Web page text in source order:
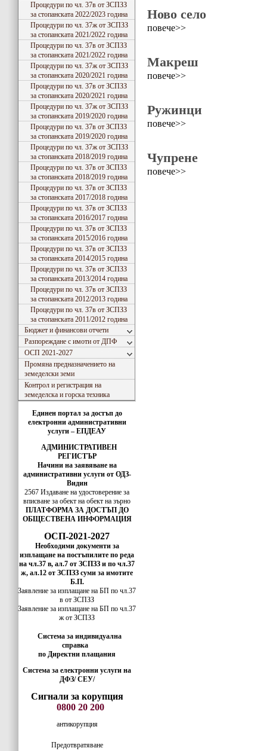
Процедури по чл. 37в от ЗСПЗЗ
за стопанската 2022/2023 година
Процедури по чл. 37ж от ЗСПЗЗ
за стопанската 2021/2022 година
Процедури по чл. 37в от ЗСПЗЗ
за стопанската 2021/2022 година
Процедури по чл. 37ж от ЗСПЗЗ
за стопанската 2020/2021 година
Процедури по чл. 37в от ЗСПЗЗ
за стопанската 2020/2021 година
Процедури по чл. 37ж от ЗСПЗЗ
за стопанската 2019/2020 година
Процедури по чл. 37в от ЗСПЗЗ
за стопанската 2019/2020 година
Процедури по чл. 37ж от ЗСПЗЗ
за стопанската 2018/2019 година
Процедури по чл. 37в от ЗСПЗЗ
за стопанската 2018/2019 година
Процедури по чл. 37в от ЗСПЗЗ
за стопанската 2017/2018 година
Процедури по чл. 37в от ЗСПЗЗ
за стопанската 2016/2017 година
Процедури по чл. 37в от ЗСПЗЗ
за стопанската 2015/2016 година
Процедури по чл. 37в от ЗСПЗЗ
за стопанската 2014/2015 година
Процедури по чл. 37в от ЗСПЗЗ
за стопанската 2013/2014 година
Процедури по чл. 37в от ЗСПЗЗ
за стопанската 2012/2013 година
Процедури по чл. 37в от ЗСПЗЗ
за стопанската 2011/2012 година
Бюджет и финансови отчети
Разпореждане с имоти от ДПФ
ОСП 2021-2027
Промяна предназначението на
земеделски земи
Контрол и регистрация на
земеделска и горска техника
Единен портал за достъп до
електронни административни
услуги – ЕПДЕАУ
АДМИНИСТРАТИВЕН
РЕГИСТЪР
Начини на заявяване на
административни услуги от ОДЗ-
Видин
2567 Издаване на удостоверение за
вписванe за обект на обект на зърно
ПЛАТФОРМА ЗА ДОСТЪП ДО
ОБЩЕСТВЕНА ИНФОРМАЦИЯ
ОСП-2021-2027
Необходими документи за
изплащане на постъпилите по реда
на чл.37 в, ал.7 от ЗСПЗЗ и по чл.37
ж, ал.12 от ЗСПЗЗ суми за имотите
Б.П.
Заявление за изплащане на БП по чл.37
в от ЗСПЗЗ
Заявление за изплащане на БП по чл.37
ж от ЗСПЗЗ
Система за индивидуална
справка
по Директни плащания
Система за електронни услуги на
ДФЗ/ СЕУ/
Сигнали за корупция
0800 20 200
антикорупция
Предотвратяване
Ново село
повече>>
Макреш
повече>>
Ружинци
повече>>
Чупрене
повече>>